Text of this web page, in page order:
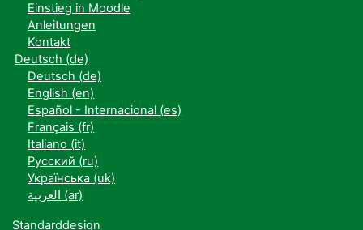
Einstieg in Moodle
Anleitungen
Kontakt
Deutsch ‎(de)‎
Deutsch ‎(de)‎
English ‎(en)‎
Español - Internacional ‎(es)‎
Français ‎(fr)‎
Italiano ‎(it)‎
Русский ‎(ru)‎
Українська ‎(uk)‎
العربية ‎(ar)‎
Standarddesign